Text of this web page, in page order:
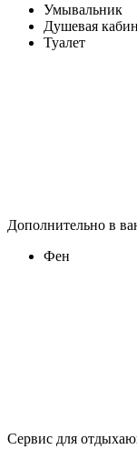
Умывальник
Душевая
Туалет
Дополнительно в
Фен
Сервис для